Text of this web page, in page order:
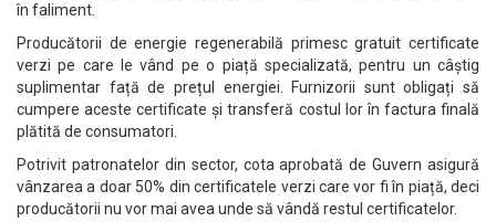
în faliment.
Producătorii de energie regenerabilă primesc gratuit certificate
verzi pe care le vând pe o piață specializată, pentru un câștig
suplimentar față de prețul energiei. Furnizorii sunt obligați să
cumpere aceste certificate și transferă costul lor în factura finală
plătită de consumatori.
Potrivit patronatelor din sector, cota aprobată de Guvern asigură
vânzarea a doar 50% din certificatele verzi care vor fi în piață, deci
producătorii nu vor mai avea unde să vândă restul certificatelor.